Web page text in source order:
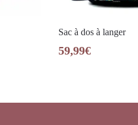
Sac à dos à langer
59,99€